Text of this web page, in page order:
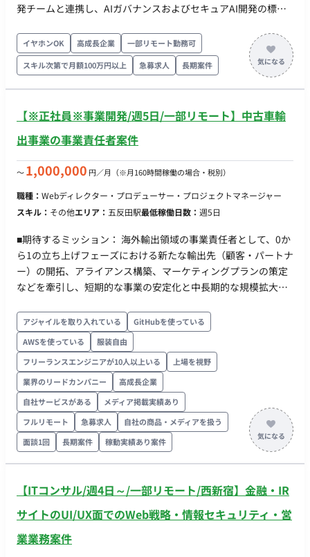
発チームと連携し、AIガバナンスおよびセキュアAI開発の標準
程 【AIガバナンスの策定】 AI利用ルール・ガイドラインの策定
AI活用時のリスク評価 セキュリティ基準の整備 【セキュアAI開
発支援】 AI駆動開発におけるセキュリティチェック基準の策定
セキュア開発ライフサイクル（SDLC）の整備 AIアプリケーシ
Azure環境におけるデータ保護・アクセス制御の検討 暗号化・
権限管理の設計支援 AIサービス利用時のセキュリティ対策の検
の脆弱性対策 セキュリティテスト導入支援 開発環境・端末のセ
部リモート※リモート可 ※SOC/CSIRTの経験者でセキュリティ
スペシャリストは、継続的に求めています。
イヤホンOK 高成長企業
一部リモート勤務可
スキル次第で月額100万円以上
急募求人 長期案件
【※正社員※事業開発/週5日/一部リモート】中古車輸
出事業の事業責任者案件
〜1,000,000 円／月 （※月160時間稼働の場合・税別）
職種： Webディレクター・プロデューサー・プロジェクトマネージャー
スキル： その他エリア： 五反田駅最低稼働日数： 週5日
■期待するミッション： 海外輸出領域の事業責任者として、0か
ら1の立ち上げフェーズにおける新たな輸出先（顧客・パートナ
ー）の開拓、アライアンス構築、マーケティングプランの策定
などを牽引し、短期的な事業の安定化と中長期的な規模拡大
程： ・新たな輸出先（顧客・パートナー）の開拓およびアライ
アンス構築 ・各国の事情に即した車両調達スキームの確立 ・自
社広告サイトのグロースチームと協業したマーケティングプラ
ンの策定 ・KPI管理、PL管理および経営陣への定量・ロジカル
なレポート ・事業推進に伴う社内折衝および実務（事務作業を
含む）のハンズオン対応
アジャイルを取り入れている
GitHubを使っている
AWSを使っている
服装自由
フリーランスエンジニアが10人以上いる
上場を視野
業界のリードカンパニー
高成長企業
自社サービスがある
メディア掲載実績あり
フルリモート
急募求人
自社の商品・メディアを扱う
面談1回
長期案件 稼動実績あり案件
【ITコンサル/週4日～/一部リモート/西新宿】金融・IR
サイトのUI/UX面でのWeb戦略・情報セキュリティ・営
業業務案件